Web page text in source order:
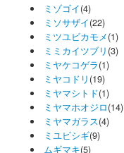
ミゾゴイ(4)
ミソサザイ(22)
ミツユビカモメ(1)
ミミカイツブリ (3)
ミヤケコゲラ(1)
ミヤコドリ (19)
ミヤマシトド(1)
ミヤマホオジロ(14)
ミヤマガラス(4)
ミユビシギ(9)
ムギマキ(5)